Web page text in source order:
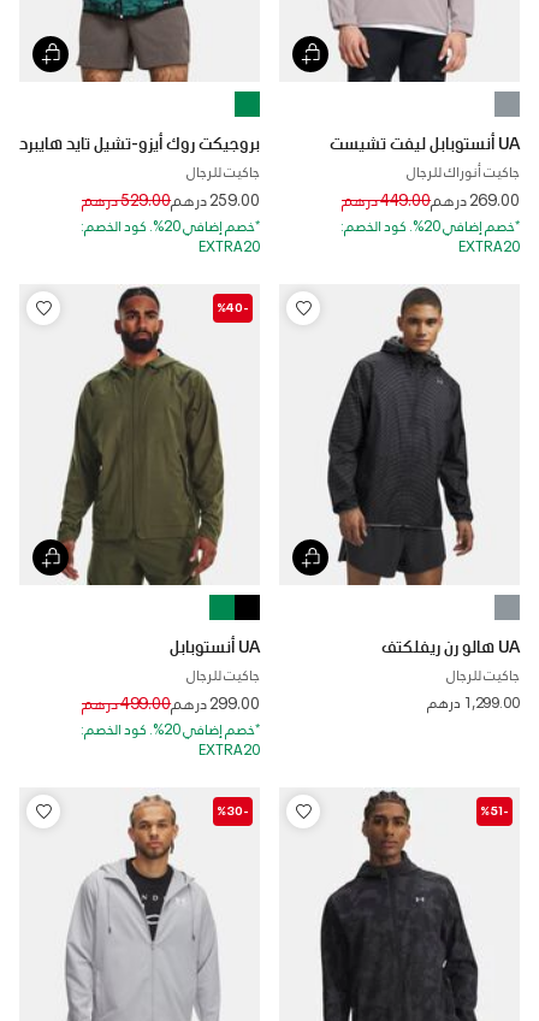
UA أنستوبابل ليفت تشيست
جاكيت أنوراك للرجال
269.00 درهم Price reduced from
449.00 درهم to
*خصم إضافي 20%. كود الخصم:
EXTRA20
بروجيكت روك أيزو-تشيل تايد هايبرد
جاكيت للرجال
259.00 درهم Price reduced from
529.00 درهم to
*خصم إضافي 20%. كود الخصم:
EXTRA20
UA هالو رن ريفلكتف
جاكيت للرجال
1,299.00 درهم
-%40
UA أنستوبابل
جاكيت للرجال
299.00 درهم Price reduced from
499.00 درهم to
*خصم إضافي 20%. كود الخصم:
EXTRA20
-%51
-%30